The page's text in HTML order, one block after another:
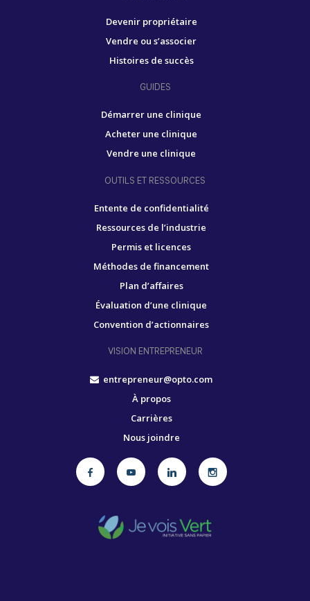
Devenir propriétaire
Vendre ou s’associer
Histoires de succès
GUIDES
Démarrer une clinique
Acheter une clinique
Vendre une clinique
OUTILS ET RESSOURCES
Entente de confidentialité
Ressources de l’industrie
Permis et licences
Méthodes de financement
Plan d’affaires
Évaluation d’une clinique
Convention d’actionnaires
VISION ENTREPRENEUR
entrepreneur@opto.com
À propos
Carrières
Nous joindre